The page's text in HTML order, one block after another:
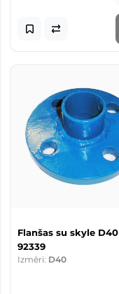
Flanšas su skyle D40
92339
Izmēri: D40